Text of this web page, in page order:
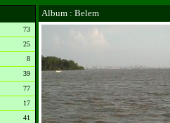
73
25
8
39
77
17
41
Album : Belem